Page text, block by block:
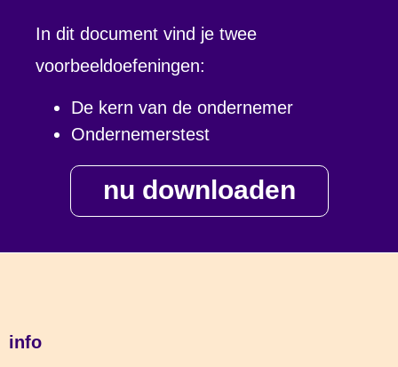
In dit document vind je twee
voorbeeldoefeningen:
De kern van de ondernemer
Ondernemerstest
nu downloaden
info